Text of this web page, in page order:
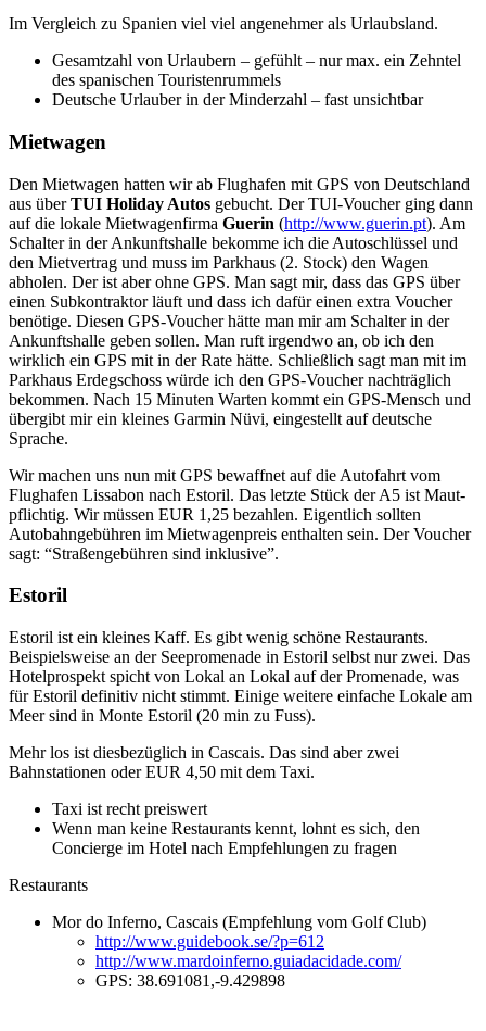
Im Vergleich zu Spanien viel viel angenehmer als Urlaubsland.
Gesamtzahl von Urlaubern – gefühlt – nur max. ein Zehntel
des spanischen Touristenrummels
Deutsche Urlauber in der Minderzahl – fast unsichtbar
Mietwagen
Den Mietwagen hatten wir ab Flughafen mit GPS von Deutschland
aus überTUI Holiday Autos gebucht. Der TUI-Voucher ging dann
auf die lokale Mietwagenfirma Guerin (http://www.guerin.pt). Am
Schalter in der Ankunftshalle bekomme ich die Autoschlüssel und
den Mietvertrag und muss im Parkhaus (2. Stock) den Wagen
abholen. Der ist aber ohne GPS. Man sagt mir, dass das GPS über
einen Subkontraktor läuft und dass ich dafür einen extra Voucher
benötige. Diesen GPS-Voucher hätte man mir am Schalter in der
Ankunftshalle geben sollen. Man ruft irgendwo an, ob ich den
wirklich ein GPS mit in der Rate hätte. Schließlich sagt man mit im
Parkhaus Erdegschoss würde ich den GPS-Voucher nachträglich
bekommen. Nach 15 Minuten Warten kommt ein GPS-Mensch und
übergibt mir ein kleines Garmin Nüvi, eingestellt auf deutsche
Sprache.
Wir machen uns nun mit GPS bewaffnet auf die Autofahrt vom
Flughafen Lissabon nach Estoril. Das letzte Stück der A5 ist Maut-
pflichtig. Wir müssen EUR 1,25 bezahlen. Eigentlich sollten
Autobahngebühren im Mietwagenpreis enthalten sein. Der Voucher
sagt: “Straßengebühren sind inklusive”.
Estoril
Estoril ist ein kleines Kaff. Es gibt wenig schöne Restaurants.
Beispielsweise an der Seepromenade in Estoril selbst nur zwei. Das
Hotelprospekt spicht von Lokal an Lokal auf der Promenade, was
für Estoril definitiv nicht stimmt. Einige weitere einfache Lokale am
Meer sind in Monte Estoril (20 min zu Fuss).
Mehr los ist diesbezüglich in Cascais. Das sind aber zwei
Bahnstationen oder EUR 4,50 mit dem Taxi.
Taxi ist recht preiswert
Wenn man keine Restaurants kennt, lohnt es sich, den
Concierge im Hotel nach Empfehlungen zu fragen
Restaurants
Mor do Inferno, Cascais (Empfehlung vom Golf Club)
http://www.guidebook.se/?p=612
http://www.mardoinferno.guiadacidade.com/
GPS: 38.691081,-9.429898